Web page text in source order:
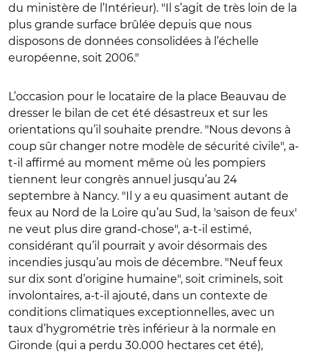
du ministère de l’Intérieur). "Il s’agit de très loin de la
plus grande surface brûlée depuis que nous
disposons de données consolidées à l’échelle
européenne, soit 2006."
L’occasion pour le locataire de la place Beauvau de
dresser le bilan de cet été désastreux et sur les
orientations qu’il souhaite prendre. "Nous devons à
coup sûr changer notre modèle de sécurité civile", a-
t-il affirmé au moment même où les pompiers
tiennent leur congrès annuel jusqu’au 24
septembre à Nancy. "Il y a eu quasiment autant de
feux au Nord de la Loire qu’au Sud, la 'saison de feux'
ne veut plus dire grand-chose", a-t-il estimé,
considérant qu’il pourrait y avoir désormais des
incendies jusqu’au mois de décembre. "Neuf feux
sur dix sont d’origine humaine", soit criminels, soit
involontaires, a-t-il ajouté, dans un contexte de
conditions climatiques exceptionnelles, avec un
taux d’hygrométrie très inférieur à la normale en
Gironde (qui a perdu 30.000 hectares cet été),